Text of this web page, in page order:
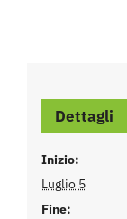
Dettagli
Inizio:
Luglio 5
Fine: